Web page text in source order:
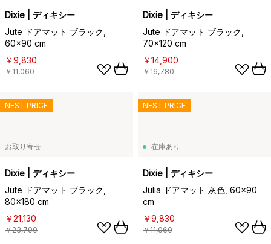
Dixie | ディキシー
Jute ドアマット ブラック,
60x90 cm
￥9,830
￥11,060
Dixie | ディキシー
Jute ドアマット ブラック,
70x120 cm
￥14,900
￥16,780
お取り寄せ
Dixie | ディキシー
Jute ドアマット ブラック,
80x180 cm
￥21,130
￥23,790
NEST PRICE
在庫あり
Dixie | ディキシー
Julia ドアマット 灰色, 60x90
cm
￥9,830
￥11,060
NEST PRICE